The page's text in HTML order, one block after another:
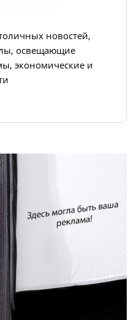
новостей,
освещающие
экономические и